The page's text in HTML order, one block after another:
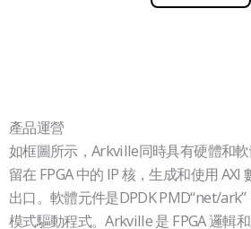
產品運營
空
標
題
如框圖所示，Arkville同時具有硬體和
留在 FPGA 中的 IP 核，生成和使用
出口。軟體元件是DPDK PMD“net/
模式驅動程式。Arkville 是 FPGA 邏輯